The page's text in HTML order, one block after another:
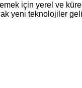
için yerel ve
yeni teknolojiler